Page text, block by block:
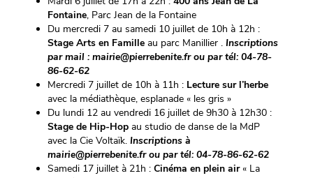
Fontaine, Parc Jean de la Fontaine
Du mercredi 7 au samedi 10 juillet de 10h à 12h :
Stage Arts en Famille au parc Manillier . Inscriptions
par mail : mairie@pierrebenite.fr ou par tél: 04-78-
86-62-62
Mercredi 7 juillet de 10h à 11h : Lecture sur l’herbe
avec la médiathèque, esplanade « les gris »
Du lundi 12 au vendredi 16 juillet de 9h30 à 12h30 :
Stage de Hip-Hop au studio de danse de la MdP
avec la Cie Voltaïk. Inscriptions à
mairie@pierrebenite.fr ou par tél: 04-78-86-62-62
Samedi 17 juillet à 21h : Cinéma en plein air« La